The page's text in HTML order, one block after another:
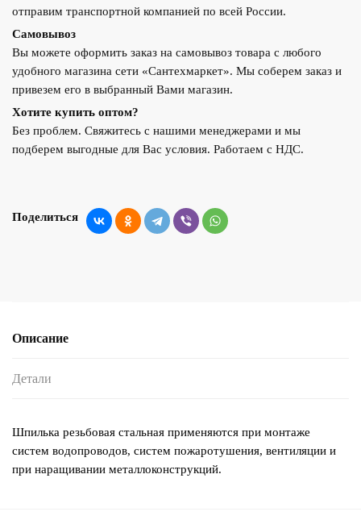
отправим транспортной компанией по всей России.
Самовывоз
Вы можете оформить заказ на самовывоз товара с любого
удобного магазина сети «Сантехмаркет». Мы соберем заказ и
привезем его в выбранный Вами магазин.
Хотите купить оптом?
Без проблем. Свяжитесь с нашими менеджерами и мы
подберем выгодные для Вас условия. Работаем с НДС.
Поделиться
Описание
Детали
Шпилька резьбовая стальная применяются при монтаже
систем водопроводов, систем пожаротушения, вентиляции и
при наращивании металлоконструкций.